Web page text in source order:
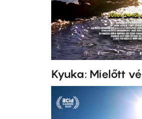
Kyuka: Mielőtt